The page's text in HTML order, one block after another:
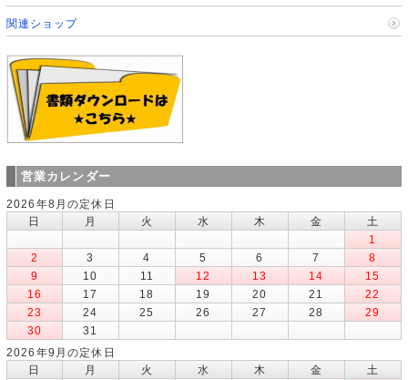
関連ショップ
営業カレンダー
2026年8月の定休日
日
月 火 水 木 金
土
1
2
3 4 5 6 7
8
9
10 11 12 13 14
15
16
17 18 19 20 21
22
23
24 25 26 27 28
29
30
31
2026年9月の定休日
日
月 火 水 木 金
土